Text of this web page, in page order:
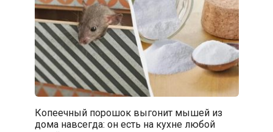
Копеечный порошок выгонит мышей из
дома навсегда: он есть на кухне любой